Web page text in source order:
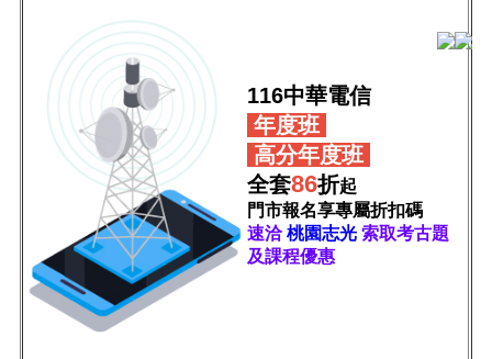
116中華電信
年度班
高分年度班
全套86折起
門市報名享專屬折扣碼
速洽桃園志光 索取考古題
及課程優惠